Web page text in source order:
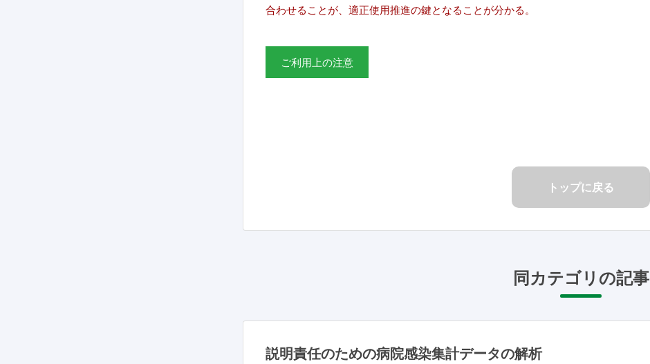
合わせることが、適正使用推進の鍵となることが分かる。
ご利用上の注意
トップに戻る
同カテゴリの記事
説明責任のための病院感染集計データの解析